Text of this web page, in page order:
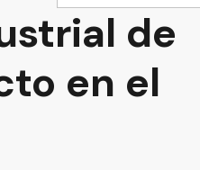
de
en el